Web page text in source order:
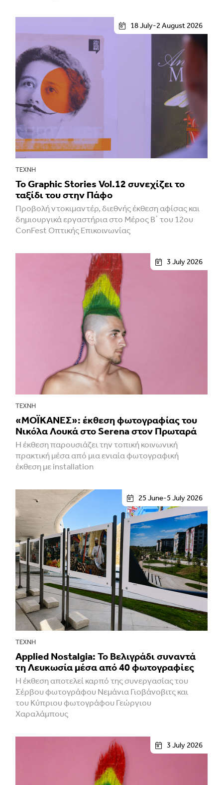
18 July-2 August 2026
ΤΈΧΝΗ
Το Graphic Stories Vol.12 συνεχίζει το
ταξίδι του στην Πάφο
Προβολή ντοκιμαντέρ, διεθνής έκθεση αφίσας και
δημιουργικά εργαστήρια στο Μέρος Β΄ του 12ου
ConFest Οπτικής Επικοινωνίας
3 July 2026
ΤΈΧΝΗ
«ΜΟΪΚΑΝΕΣ»: έκθεση φωτογραφίας του
Νικόλα Λουκά στο Serena στον Πρωταρά
H έκθεση παρουσιάζει την τοπική κοινωνική
πρακτική μέσα από μια ενιαία φωτογραφική
έκθεση με installation
25 June-5 July 2026
ΤΈΧΝΗ
Applied Nostalgia: Το Βελιγράδι συναντά
τη Λευκωσία μέσα από 40 φωτογραφίες
Η έκθεση αποτελεί καρπό της συνεργασίας του
Σέρβου φωτογράφου Νεμάνια Γιοβάνοβιτς και
του Κύπριου φωτογράφου Γεώργιου
Χαραλάμπους
3 July 2026